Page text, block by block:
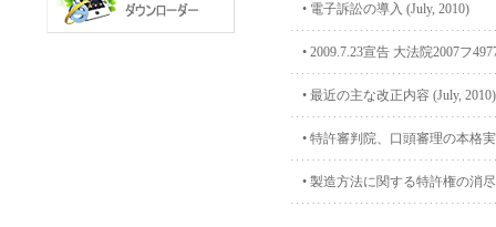
• 電子訴訟の導入 (July, 2010)
• 2009.7.23宣告 大法院2007フ
• 最近の主な改正内容 (July, 2010)
• 特許審判院、口頭審理の本格
• 製造方法に関する特許権の消